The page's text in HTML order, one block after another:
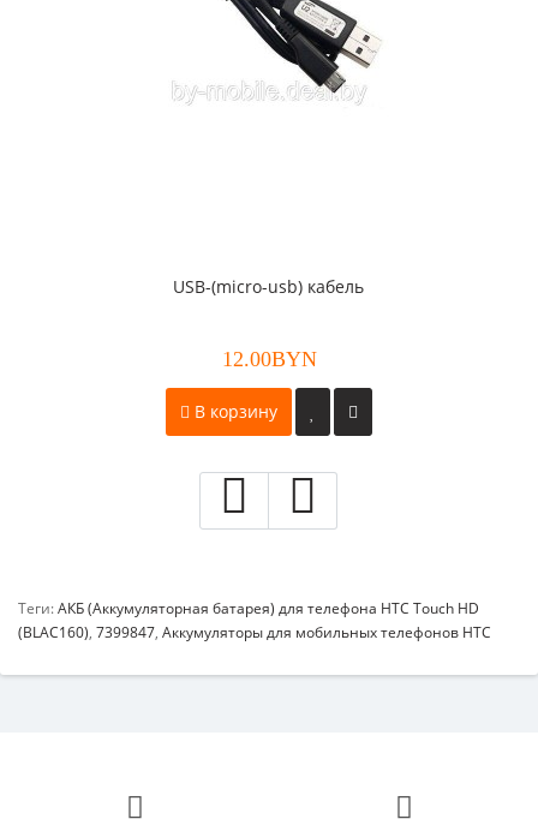
USB-(micro-usb) кабель
12.00BYN
В корзину
Теги:АКБ (Аккумуляторная батарея) для телефона HTC Touch HD
(BLAC160), 7399847, Аккумуляторы для мобильных телефонов HTC